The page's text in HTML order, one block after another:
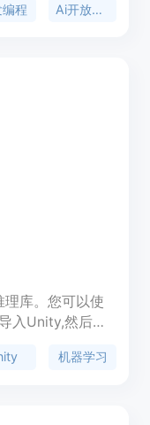
地创建和改进游
程 Ai开放平台
库。您可以使
入Unity,然后在
需要一些使用
机器学习